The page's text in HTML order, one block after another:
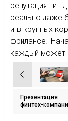
репутация и
реально даже
и в крупных
фрилансе.
каждый может
Навигация
по
записям
Презентация
финтех-